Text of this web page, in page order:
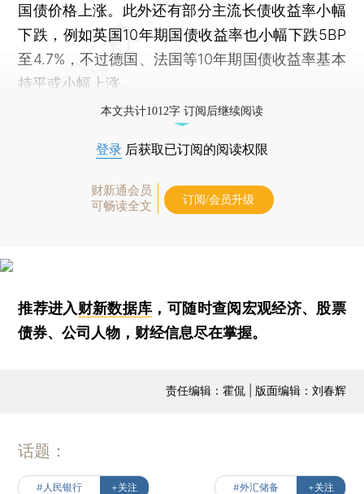
国债价格上涨。此外还有部分主流长债收益率小幅
下跌，例如英国10年期国债收益率也小幅下跌5BP
至4.7%，不过德国、法国等10年期国债收益率基本
持平或小幅上涨。
本文共计1012字 订阅后继续阅读
登录 后获取已订阅的阅读权限
财新通会员
可畅读全文
订阅/会员升级
推荐进入财新数据库 ，可随时查阅宏观经济、股票
债券、公司人物，财经信息尽在掌握。
责任编辑：霍侃 | 版面编辑：刘春辉
话题：
#人民银行 +关注 #外汇储备 +关注